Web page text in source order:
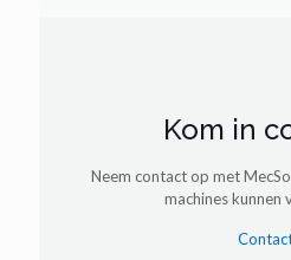
Kom in
Neem contact op met
machines kunnen